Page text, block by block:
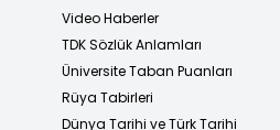
Video Haberler
TDK Sözlük Anlamları
Üniversite Taban Puanları
Rüya Tabirleri
Dünya Tarihi ve Türk Tarihi